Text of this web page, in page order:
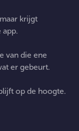
krijgt
app.
van die ene
er gebeurt.
op de hoogte.